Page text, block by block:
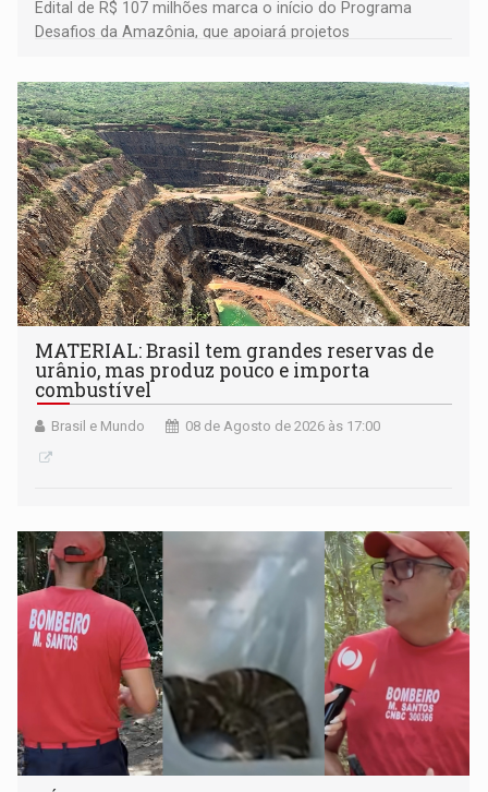
Edital de R$ 107 milhões marca o início do Programa
Desafios da Amazônia, que apoiará projetos
submissão de pré-propostas poderá ser feita até 1º de
setembro
MATERIAL: Brasil tem grandes reservas de
urânio, mas produz pouco e importa
combustível
Brasil e Mundo 08 de Agosto de 2026 às 17:00